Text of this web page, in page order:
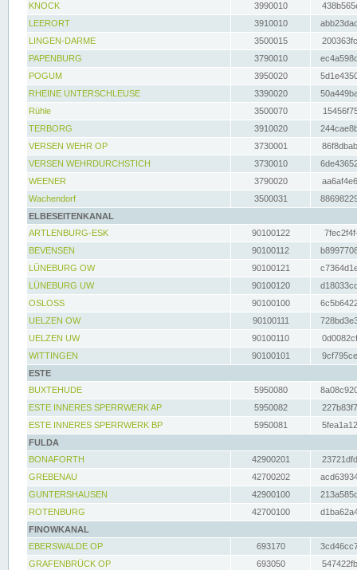
KNOCK
3990010
LEERORT
3910010
LINGEN-DARME
3500015
PAPENBURG
3790010
POGUM
3950020
RHEINE UNTERSCHLEUSE
3390020
Rühle
3500070
TERBORG
3910020
VERSEN WEHR OP
3730001
VERSEN WEHRDURCHSTICH
3730010
WEENER
3790020
Wachendorf
3500031
ELBESEITENKANAL
ARTLENBURG-ESK
90100122
BEVENSEN
90100112
LÜNEBURG OW
90100121
LÜNEBURG UW
90100120
OSLOSS
90100100
UELZEN OW
90100111
UELZEN UW
90100110
WITTINGEN
90100101
ESTE
BUXTEHUDE
5950080
ESTE INNERES SPERRWERK AP
5950082
ESTE INNERES SPERRWERK BP
5950081
FULDA
BONAFORTH
42900201
GREBENAU
42700202
GUNTERSHAUSEN
42900100
ROTENBURG
42700100
FINOWKANAL
EBERSWALDE OP
693170
GRAFENBRÜCK OP
693050